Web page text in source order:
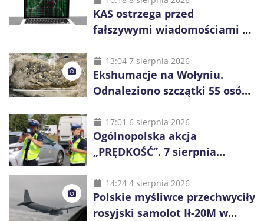
KAS ostrzega przed
fałszywymi wiadomościami o
48 godzin
13:04 7 sierpnia 2026
Ekshumacje na Wołyniu.
Odnaleziono szczątki 55 osób,
17:01 6 sierpnia 2026
Ogólnopolska akcja
„PRĘDKOŚĆ”. 7 sierpnia
14:24 4 sierpnia 2026
Polskie myśliwce przechwyciły
rosyjski samolot Ił-20M w